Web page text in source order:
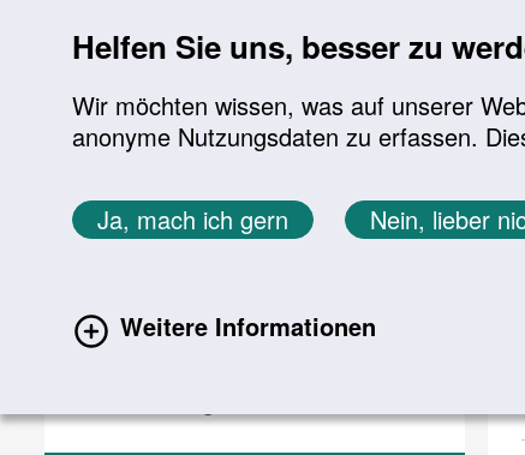
Helfen Sie uns, besser zu
Wir möchten wissen, was auf unserer
anonyme Nutzungsdaten zu erfassen.
Ja, mach ich gern Nein, lieber
Weitere Informationen
Sie befinden sich hier:
Startseite Aktuelles Aktuelle Meldungen
Aktuelle Meldungen